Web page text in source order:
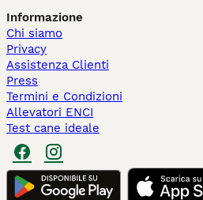
Informazione
Chi siamo
Privacy
Assistenza Clienti
Press
Termini e Condizioni
Allevatori ENCI
Test cane ideale